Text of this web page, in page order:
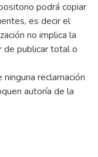
podrá copiar
es decir el
no implica la
de publicar total o
reclamación
autoría de la